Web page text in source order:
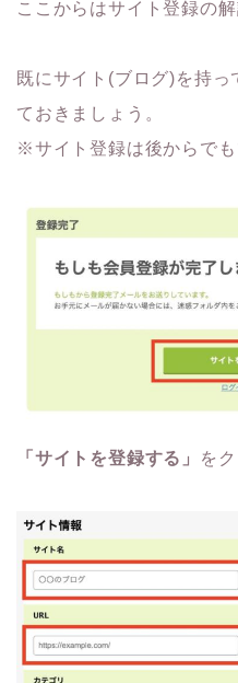
ここからはサイト登録の解
既にサイト(ブログ)を持
ておきましょう。
※サイト登録は後からでも
「サイトを登録する」 を